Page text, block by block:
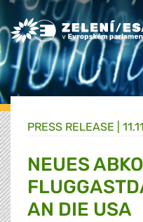
Greens/EFA Home
PRESS RELEASE |
NEUES
AN DIE USA